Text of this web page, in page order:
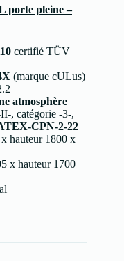
porte pleine –
certifié TÜV
(marque cULus)
atmosphère
, catégorie -3-,
CPN-2-22
hauteur 1800 x
x hauteur 1700